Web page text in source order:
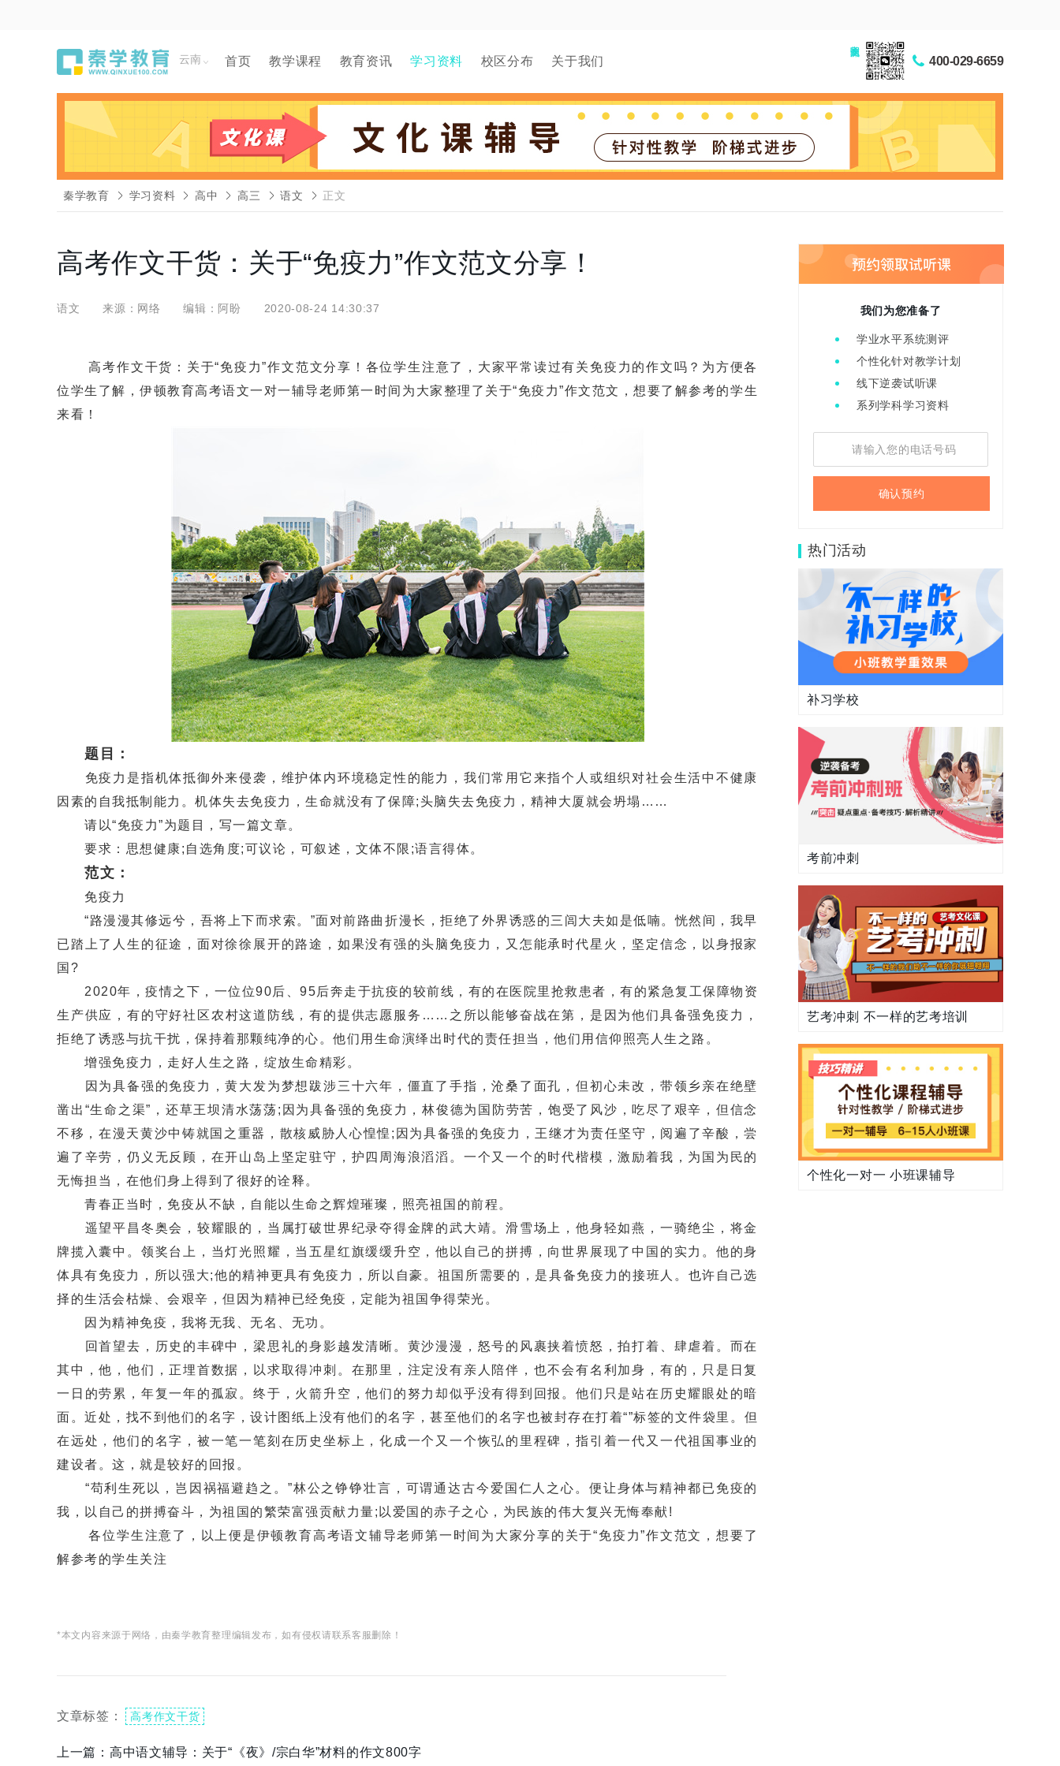
云南 首页 教学课程 教育资讯 学习资料 校区分布 关于我们 400-029-6659
秦学教育 学习资料 高中 高三 语文 正文
高考作文干货：关于“免疫力”作文范文分享！
语文 来源：网络 编辑：阿盼 2020-08-24 14:30:37
高考作文干货：关于“免疫力”作文范文分享！各位学生注意了，大家平常读过有关免疫力的作文吗？为方便各
位学生了解，伊顿教育高考语文一对一辅导老师第一时间为大家整理了 关于“免疫力”作文范文，想要了解参考的学生
来看！
题目：
免疫力是指机体抵御外来侵袭，维护体内环境稳定性的能力，我们常用它来指个人或组织对社会生活中不健康
因素的自我抵制能力。机体失去免疫力，生命就没有了保障;头脑失去免疫力，精神大厦就会坍塌……
请以“免疫力”为题目，写一篇文章。
要求：思想健康;自选角度;可议论，可叙述，文体不限;语言得体。
范文：
免疫力
“路漫漫其修远兮，吾将上下而求索。”面对前路曲折漫长，拒绝了外界诱惑的三闾大夫如是低喃。恍然间，我早
已踏上了人生的征途，面对徐徐展开的路途，如果没有强的头脑免疫力，又怎能承时代星火，坚定信念，以身报家
国?
2020年，疫情之下，一位位90后、95后奔走于抗疫的较前线，有的在医院里抢救患者，有的紧急复工保障物资
生产供应，有的守好社区农村这道防线，有的提供志愿服务……之所以能够奋战在第，是因为他们具备强免疫力，
拒绝了诱惑与抗干扰，保持着那颗纯净的心。他们用生命演绎出时代的责任担当，他们用信仰照亮人生之路。
增强免疫力，走好人生之路，绽放生命精彩。
因为具备强的免疫力，黄大发为梦想跋涉三十六年，僵直了手指，沧桑了面孔，但初心未改，带领乡亲在绝壁
凿出“生命之渠”，还草王坝清水荡荡;因为具备强的免疫力，林俊德为国防劳苦，饱受了风沙，吃尽了艰辛，但信念
不移，在漫天黄沙中铸就国之重器，散核威胁人心惶惶;因为具备强的免疫力，王继才为责任坚守，阅遍了辛酸，尝
遍了辛劳，仍义无反顾，在开山岛上坚定驻守，护四周海浪滔滔。一个又一个的时代楷模，激励着我，为国为民的
无悔担当，在他们身上得到了很好的诠释。
青春正当时，免疫从不缺，自能以生命之辉煌璀璨，照亮祖国的前程。
遥望平昌冬奥会，较耀眼的，当属打破世界纪录夺得金牌的武大靖。滑雪场上，他身轻如燕，一骑绝尘，将金
牌揽入囊中。领奖台上，当灯光照耀，当五星红旗缓缓升空，他以自己的拼搏，向世界展现了中国的实力。他的身
体具有免疫力，所以强大;他的精神更具有免疫力，所以自豪。祖国所需要的，是具备免疫力的接班人。也许自己选
择的生活会枯燥、会艰辛，但因为精神已经免疫，定能为祖国争得荣光。
因为精神免疫，我将无我、无名、无功。
回首望去，历史的丰碑中，梁思礼的身影越发清晰。黄沙漫漫，怒号的风裹挟着愤怒，拍打着、肆虐着。而在
其中，他，他们，正埋首数据，以求取得冲刺。在那里，注定没有亲人陪伴，也不会有名利加身，有的，只是日复
一日的劳累，年复一年的孤寂。终于，火箭升空，他们的努力却似乎没有得到回报。他们只是站在历史耀眼处的暗
面。近处，找不到他们的名字，设计图纸上没有他们的名字，甚至他们的名字也被封存在打着“”标签的文件袋里。但
在远处，他们的名字，被一笔一笔刻在历史坐标上，化成一个又一个恢弘的里程碑，指引着一代又一代祖国事业的
建设者。这，就是较好的回报。
“苟利生死以，岂因祸福避趋之。”林公之铮铮壮言，可谓通达古今爱国仁人之心。便让身体与精神都已免疫的
我，以自己的拼搏奋斗，为祖国的繁荣富强贡献力量;以爱国的赤子之心，为民族的伟大复兴无悔奉献!
各位学生注意了，以上便是伊顿教育高考语文辅导老师第一时间为大家分享的 关于“免疫力”作文范文，想要了
解参考的学生关注
*本文内容来源于网络，由秦学教育整理编辑发布，如有侵权请联系客服删除！
文章标签： 高考作文干货
上一篇： 高中语文辅导：关于“《夜》/宗白华”材料的作文800字
我们为您准备了
学业水平系统测评
个性化针对教学计划
线下逆袭试听课
系列学科学习资料
确认预约
热门活动
补习学校
考前冲刺
艺考冲刺 不一样的艺考培训
个性化一对一 小班课辅导